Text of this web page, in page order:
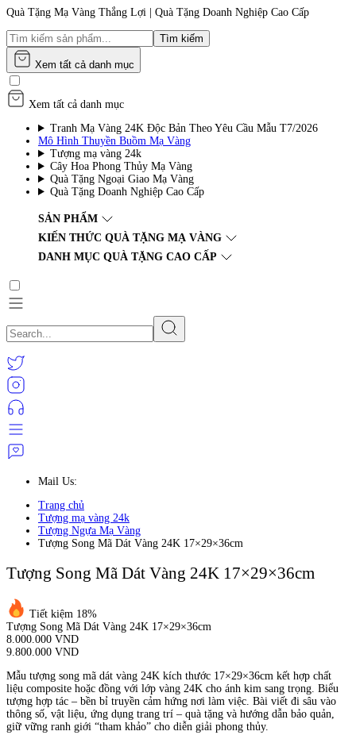
Quà Tặng Mạ Vàng Thắng Lợi | Quà Tặng Doanh Nghiệp Cao Cấp
Tìm kiếm
Xem tất cả danh mục
Xem tất cả danh mục
Tranh Mạ Vàng 24K Độc Bản Theo Yêu Cầu Mẫu T7/2026
Mô Hình Thuyền Buồm Mạ Vàng
Tượng mạ vàng 24k
Cây Hoa Phong Thủy Mạ Vàng
Quà Tặng Ngoại Giao Mạ Vàng
Quà Tặng Doanh Nghiệp Cao Cấp
SẢN PHẨM
KIẾN THỨC QUÀ TẶNG MẠ VÀNG
DANH MỤC QUÀ TẶNG CAO CẤP
Mail Us:
Trang chủ
Tượng mạ vàng 24k
Tượng Ngựa Mạ Vàng
Tượng Song Mã Dát Vàng 24K 17×29×36cm
Tượng Song Mã Dát Vàng 24K 17×29×36cm
Tiết kiệm 18%
Tượng Song Mã Dát Vàng 24K 17×29×36cm
8.000.000 VND
9.800.000 VND
Mẫu tượng song mã dát vàng 24K kích thước 17×29×36cm kết hợp chất
liệu composite hoặc đồng với lớp vàng 24K cho ánh kim sang trọng. Biểu
tượng hợp tác – bền bỉ truyền cảm hứng nơi làm việc. Bài viết đi sâu vào
thông số, vật liệu, ứng dụng trang trí – quà tặng và hướng dẫn bảo quản,
giữ vững ranh giới “tham khảo” cho diễn giải phong thủy.